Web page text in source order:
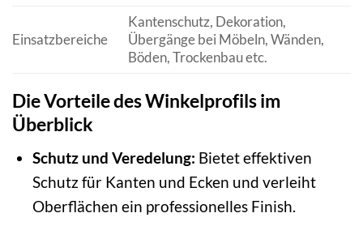
Einsatzbereiche
Kantenschutz, Dekoration,
Übergänge bei Möbeln, Wänden,
Böden, Trockenbau etc.
Die Vorteile des Winkelprofils im
Überblick
Schutz und Veredelung: Bietet effektiven
Schutz für Kanten und Ecken und verleiht
Oberflächen ein professionelles Finish.